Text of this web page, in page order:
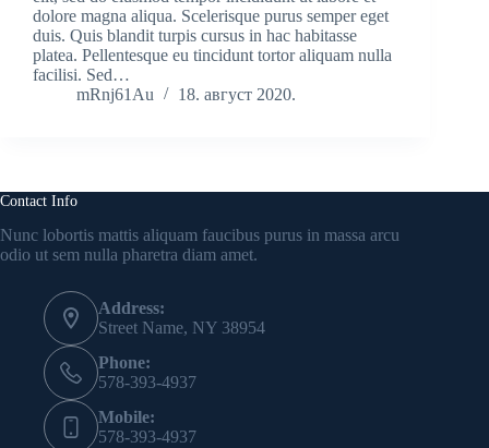
dolore magna aliqua. Scelerisque purus semper eget
duis. Quis blandit turpis cursus in hac habitasse
platea. Pellentesque eu tincidunt tortor aliquam nulla
facilisi. Sed…
mRnj61Au
18. август 2020.
Contact Info
Nunc lobortis mattis aliquam faucibus purus in massa arcu
odio ut sem nulla pharetra diam amet.
Address:
Street Name, NY 38954
Phone:
578-393-4937
Mobile:
578-393-4937